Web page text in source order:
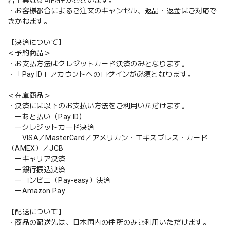
・お客様都合によるご注文のキャンセル、返品・返金はご対応で
きかねます。
【決済について】
＜予約商品＞
・お支払方法はクレジットカード決済のみとなります。
・「Pay ID」アカウントへのログインが必須となります。
＜在庫商品＞
・決済には以下のお支払い方法をご利用いただけます。
ーあと払い（Pay ID）
ークレジットカード決済
VISA／MasterCard／アメリカン・エキスプレス・カード
（AMEX）／JCB
ーキャリア決済
ー銀行振込決済
ーコンビニ（Pay-easy）決済
ーAmazon Pay
【配送について】
・商品の配送先は、日本国内の住所のみご利用いただけます。